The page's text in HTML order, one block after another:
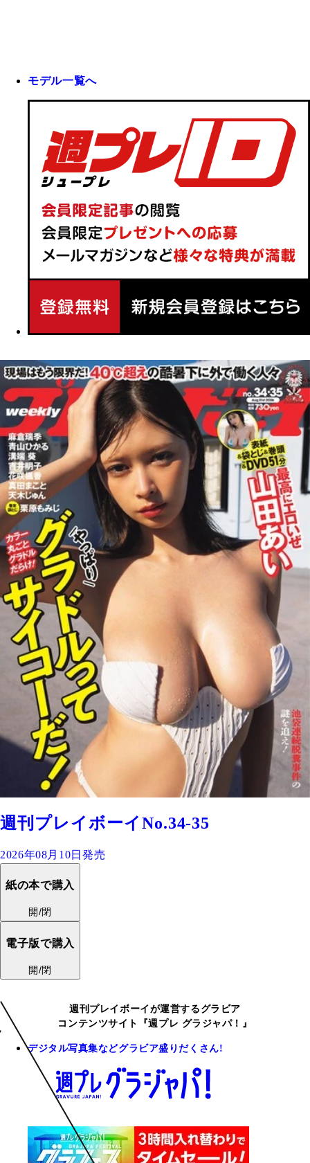
モデル一覧へ
週刊プレイボーイNo.34-35
2026年08月10日発売
紙の本で購入
開/閉
電子版で購入
開/閉
週刊プレイボーイが運営するグラビア
コンテンツサイト『週プレ グラジャパ！』
デジタル写真集などグラビア盛りだくさん!